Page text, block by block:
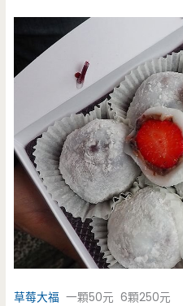
草莓大福 一顆50元 6顆250元